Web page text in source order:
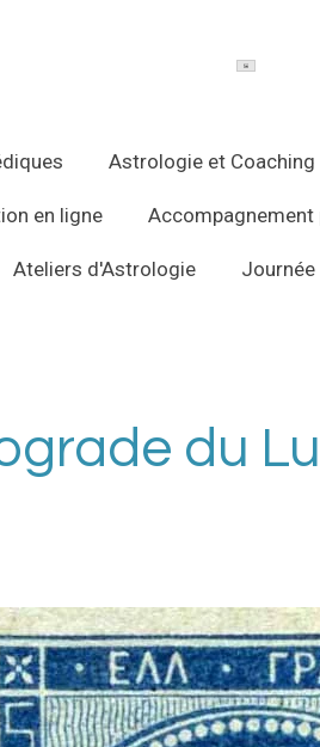
Astrologie et Coaching
en ligne Accompagnement
Ateliers d'Astrologie Journée
du